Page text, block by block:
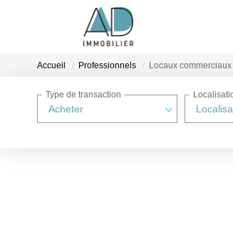
Accueil Professionnels Locaux commerciaux
Acheter
Type de transaction